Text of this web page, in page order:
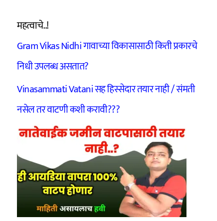
महत्वाचे..!
Gram Vikas Nidhi गावाच्या विकासासाठी किती प्रकारचे
निधी उपलब्ध असतात?
Vinasammati Vatani सह हिस्सेदार तयार नाही / संमती
नसेल तर वाटणी कशी करावी???